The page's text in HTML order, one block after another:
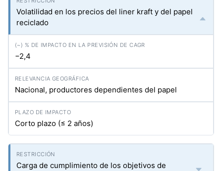
Volatilidad en los precios del liner kraft y del papel
reciclado
−2,4
Nacional, productores dependientes del papel
Corto plazo (≤ 2 años)
Carga de cumplimiento de los objetivos de